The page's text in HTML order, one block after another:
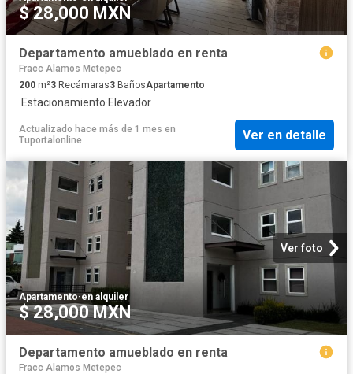
$ 28,000 MXN
Departamento amueblado en renta
Fracc Alamos Metepec
200 m²3 Recámaras3 BañosApartamento
·Estacionamiento·Elevador
Actualizado hace más de 1 mes en
Tuportalonline
Ver en detalle
Ver foto
Apartamento·en alquiler
$ 28,000 MXN
Departamento amueblado en renta
Fracc Alamos Metepec